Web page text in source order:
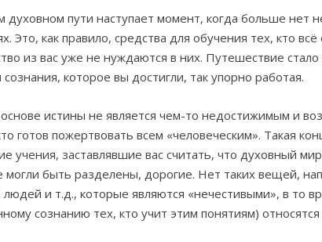
духовном пути наступает момент, когда больше нет
Это, как правило, средства для обучения тех, кто
из вас уже не нуждаются в них. Путешествие
сознания, которое вы достигли, так упорно работая.
истины не является чем-то недостижимым и
готов пожертвовать всем «человеческим». Такая
учения, заставлявшие вас считать, что духовный
быть разделены, дорогие. Нет таких вещей,
людей и т.д., которые являются «нечестивыми», в то
сознанию тех, кто учит этим понятиям)